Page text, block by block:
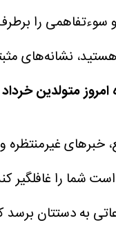
را برطرف
هستید،
متولدین
خبرهای
شما را غافلگیر
به دستتان